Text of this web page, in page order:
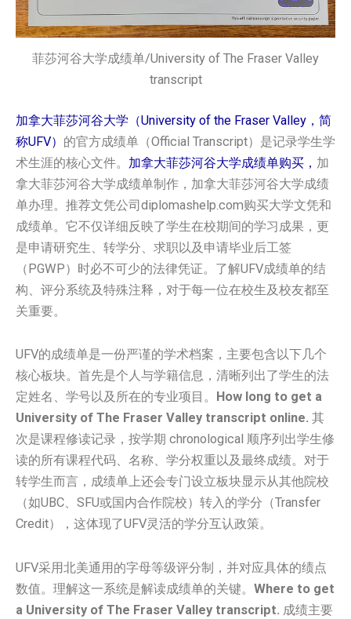
菲莎河谷大学成绩单/University of The Fraser Valley
transcript
加拿大菲莎河谷大学（University of the Fraser Valley，简
称UFV） 的官方成绩单（Official Transcript）是记录学生学
术生涯的核心文件。 加拿大菲莎河谷大学成绩单购买， 加
拿大菲莎河谷大学成绩单制作，加拿大菲莎河谷大学成绩
单办理。推荐文凭公司diplomashelp.com购买大学文凭和
成绩单。它不仅详细反映了学生在校期间的学习成果，更
是申请研究生、转学分、求职以及申请毕业后工签
（PGWP）时必不可少的法律凭证。了解UFV成绩单的结
构、评分系统及特殊注释，对于每一位在校生及校友都至
关重要。
UFV的成绩单是一份严谨的学术档案，主要包含以下几个
核心板块。首先是个人与学籍信息，清晰列出了学生的法
定姓名、学号以及所在的专业项目。
How long to get a
University of The Fraser Valley transcript online. 其
次是课程修读记录，按学期 chronological 顺序列出学生修
读的所有课程代码、名称、学分权重以及最终成绩。对于
转学生而言，成绩单上还会专门设立板块显示从其他院校
（如UBC、SFU或国内合作院校）转入的学分（Transfer
Credit），这体现了UFV灵活的学分互认政策。
UFV采用北美通用的字母等级评分制，并对应具体的绩点
数值。理解这一系统是解读成绩单的关键。 Where to get
a University of The Fraser Valley transcript. 成绩主要